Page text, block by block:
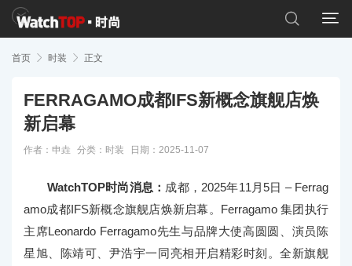


首页  时装  正文
FERRAGAMO成都IFS新概念旗舰店焕
新启幕
作者：申垚 分类： 时装 日期：2025-11-07
WatchTOP时尚消息： 成都，2025年11月5日 – Ferrag
amo成都IFS新概念旗舰店焕新启幕。Ferragamo 集团执行
主席Leonardo Ferragamo先生与品牌大使高圆圆、演员陈
星旭、陈靖可、尹浩宇一同亮相开启精彩时刻。全新旗舰